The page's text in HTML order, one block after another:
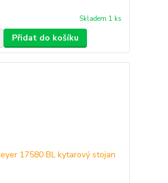
Skladem 1 ks
Přidat do košíku